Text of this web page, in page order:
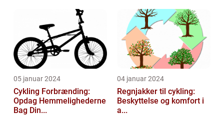
05 januar 2024
Cykling Forbrænding:
Opdag Hemmelighederne
Bag Din...
04 januar 2024
Regnjakker til cykling:
Beskyttelse og komfort i
a...